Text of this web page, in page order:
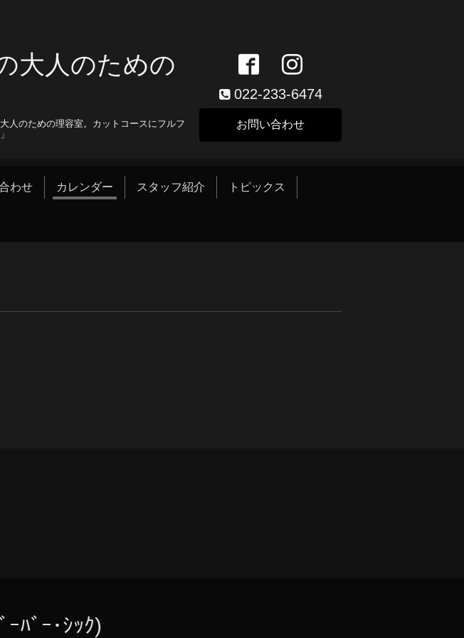
大人のための
人のための理容室。カットコースにフルフ
022-233-6474
お問い合わせ
わせ カレンダー スタッフ紹介 トピックス
ﾊﾞｰ･ｼｯｸ)